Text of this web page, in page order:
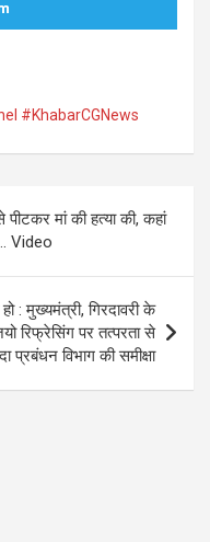
#KhabarCGNews
मां की हत्या की, कहां
Video
: मुख्यमंत्री, गिरदावरी के
रिफ्रेसिंग पर तत्परता से
प्रबंधन विभाग की समीक्षा